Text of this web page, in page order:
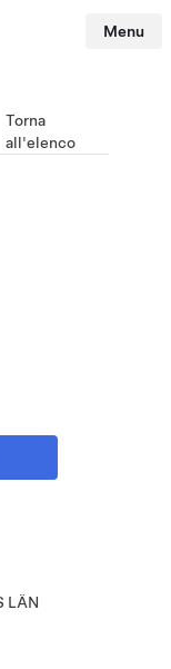
Menu
Torna
all'elenco
LÄN